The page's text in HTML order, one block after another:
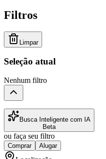
Filtros
Limpar
Seleção atual
Nenhum filtro
Busca Inteligente com IA
Beta
ou faça seu filtro
Comprar Alugar